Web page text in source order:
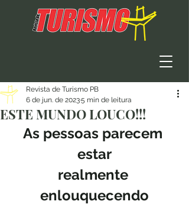
ESTE MUNDO LOUCO!!!
Revista de Turismo PB
6 de jun. de 20235 min de leitura
As pessoas parecem
estar
realmente
enlouquecendo